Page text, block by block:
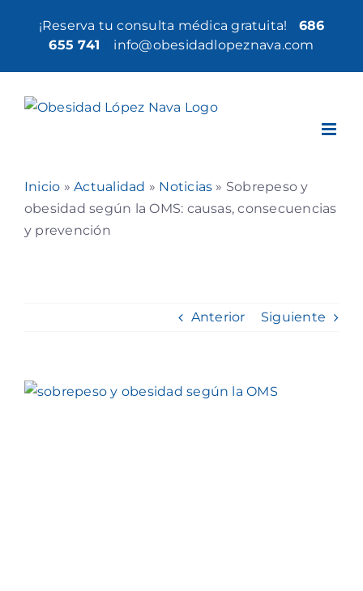
contenido
¡Reserva tu consulta médica gratuita!
686
655 741
info@obesidadlopeznava.com
Inicio »Actualidad » Noticias » Sobrepeso y
obesidad según la OMS: causas, consecuencias
y prevención
Anterior Siguiente
Ver